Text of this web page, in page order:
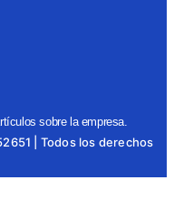
sobre la empresa.
| Todos los derechos